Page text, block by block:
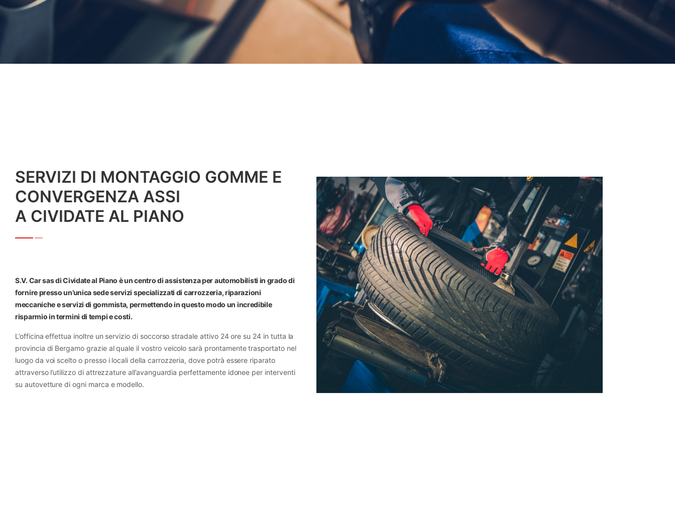
SERVIZI DI MONTAGGIO GOMME E
CONVERGENZA ASSI
A CIVIDATE AL PIANO
S.V. Car sas di Cividate al Piano è un centro di assistenza per automobilisti in grado di
fornire presso un’unica sede servizi specializzati di carrozzeria, riparazioni
meccaniche e servizi di gommista, permettendo in questo modo un incredibile
risparmio in termini di tempi e costi.
L’officina effettua inoltre un servizio di soccorso stradale attivo 24 ore su 24 in tutta la
provincia di Bergamo grazie al quale il vostro veicolo sarà prontamente trasportato nel
luogo da voi scelto o presso i locali della carrozzeria, dove potrà essere riparato
attraverso l’utilizzo di attrezzature all’avanguardia perfettamente idonee per interventi
su autovetture di ogni marca e modello.